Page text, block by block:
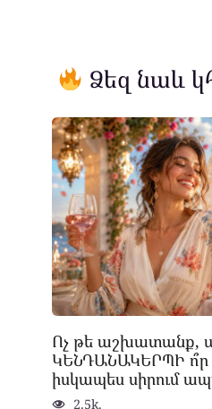
Ձեզ նաև
Ոչ թե աշխատանք,
ԿԵՆԴԱՆԱԿԵՐՊԻ ո՞ր
իսկապես սիրում
2.5k.